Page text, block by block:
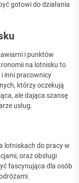
gotowi do działania
i punktów
na lotnisku to
i inni pracownicy
którzy oczekują
ale dająca szansę
usług.
lotniskach do pracy w
oraz obsługi
fascynująca dla osób